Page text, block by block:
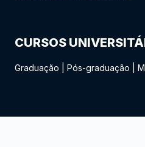
CURSOS
Graduação Pós-graduação